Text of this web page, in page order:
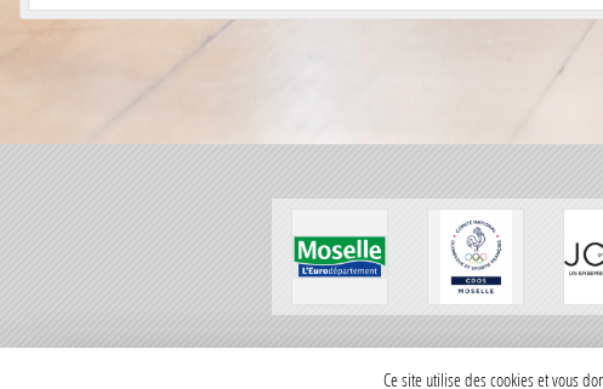
Ce site utilise des cookies et vous